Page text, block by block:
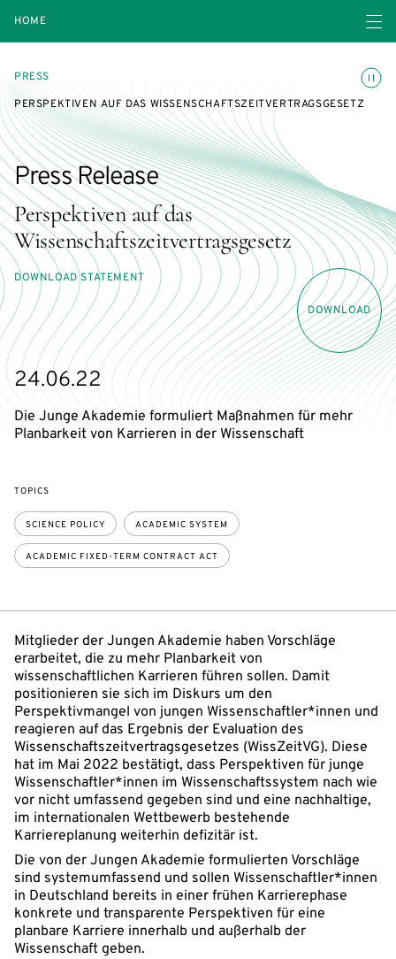
HOME Open
PRESS
PERSPEKTIVEN AUF DAS WISSENSCHAFTSZEITVERTRAGSGESETZ
Perspektiven auf das
Wissenschaftszeitvertragsgesetz
Press Release
DOWNLOAD
DOWNLOAD STATEMENT
24.06.22
Die Junge Akademie formuliert Maßnahmen für mehr
Planbarkeit von Karrieren in der Wissenschaft
TOPICS
SCIENCE POLICY ACADEMIC SYSTEM
ACADEMIC FIXED-TERM CONTRACT ACT
Mitglieder der Jungen Akademie haben Vorschläge
erarbeitet, die zu mehr Planbarkeit von
wissenschaftlichen Karrieren führen sollen. Damit
positionieren sie sich im Diskurs um den
Perspektivmangel von jungen Wissenschaftler*innen und
reagieren auf das Ergebnis der Evaluation des
Wissenschaftszeitvertragsgesetzes (WissZeitVG). Diese
hat im Mai 2022 bestätigt, dass Perspektiven für junge
Wissenschaftler*innen im Wissenschaftssystem nach wie
vor nicht umfassend gegeben sind und eine nachhaltige,
im internationalen Wettbewerb bestehende
Karriereplanung weiterhin defizitär ist.
Die von der Jungen Akademie formulierten Vorschläge
sind systemumfassend und sollen Wissenschaftler*innen
in Deutschland bereits in einer frühen Karrierephase
konkrete und transparente Perspektiven für eine
planbare Karriere innerhalb und außerhalb der
Wissenschaft geben.